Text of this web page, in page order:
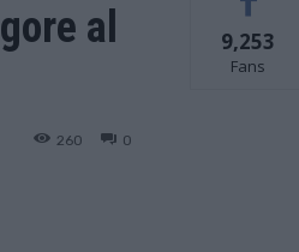
al
0
260
9,253
Fans